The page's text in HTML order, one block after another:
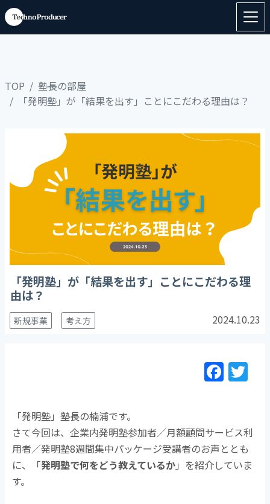
TOP
塾長の部屋
「発明塾」が「結果を出す」ことにこだわる理由は？
「発明塾」が「結果を出す」ことにこだわる理
由は？
新規事業 考え方 2024.10.23
F
a
e
b
o
er
「発明塾」塾長の楠浦です。
さて今回は、企業内発明塾参加者／月額顧問サービス利
用者／発明塾8週間集中パッケージ受講者のお声ととも
に、「発明塾で何をどう教えているか」を紹介していま
す。